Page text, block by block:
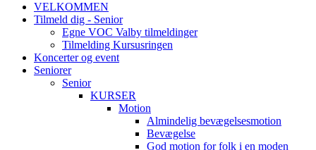
VELKOMMEN
Tilmeld dig - Senior
Egne VOC Valby tilmeldinger
Tilmelding Kursusringen
Koncerter og event
Seniorer
Senior
KURSER
Motion
Almindelig bevægelsesmotion
Bevægelse
God motion for folk i en moden